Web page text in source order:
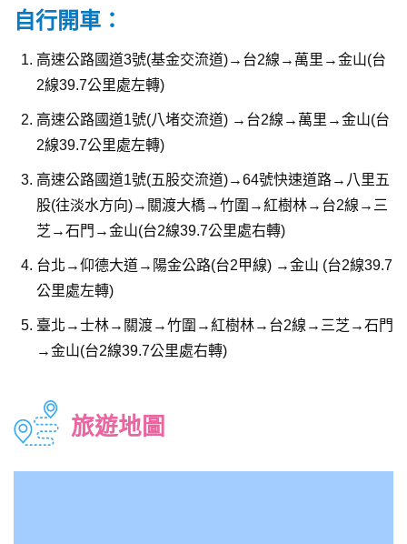
自行開車：
高速公路國道3號(基金交流道)→台2線→萬里→金山(台
2線39.7公里處左轉)
高速公路國道1號(八堵交流道) →台2線→萬里→金山(台
2線39.7公里處左轉)
高速公路國道1號(五股交流道)→64號快速道路→八里五
股(往淡水方向)→關渡大橋→竹圍→紅樹林→台2線→三
芝→石門→金山(台2線39.7公里處右轉)
台北→仰德大道→陽金公路(台2甲線) →金山 (台2線39.7
公里處左轉)
臺北→士林→關渡→竹圍→紅樹林→台2線→三芝→石門
→金山(台2線39.7公里處右轉)
旅遊地圖